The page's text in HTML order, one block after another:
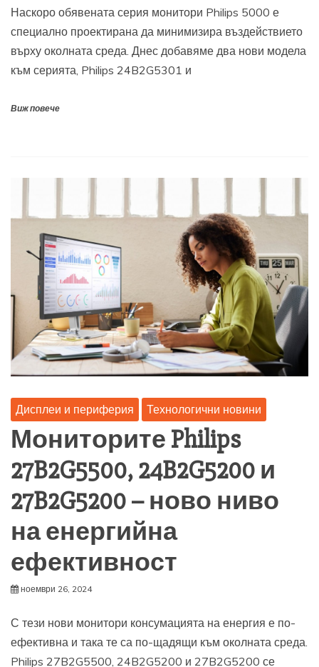
Наскоро обявената серия монитори Philips 5000 е
специално проектирана да минимизира въздействието
върху околната среда. Днес добавяме два нови модела
към серията, Philips 24B2G5301 и
Виж повече
Дисплеи и периферия Технологични новини
Мониторите Philips
27B2G5500, 24B2G5200 и
27B2G5200 – ново ниво
на енергийна
ефективност
ноември 26, 2024
С тези нови монитори консумацията на енергия е по-
ефективна и така те са по-щадящи към околната среда.
Philips 27B2G5500, 24B2G5200 и 27B2G5200 се